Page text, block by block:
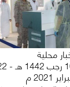
محلية
10 رجب
2021 م